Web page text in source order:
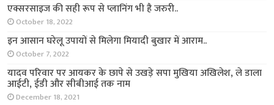
एक्सरसाइज की सही रूप से प्लानिंग भी है जरुरी..
October 18, 2022
इन आसान घरेलू उपायों से मिलेगा मियादी बुखार में आराम..
October 7, 2022
यादव परिवार पर आयकर के छापे से उखड़े सपा मुखिया अखिलेश, ले डाला
आईटी, ईडी और सीबीआई तक नाम
December 18, 2021